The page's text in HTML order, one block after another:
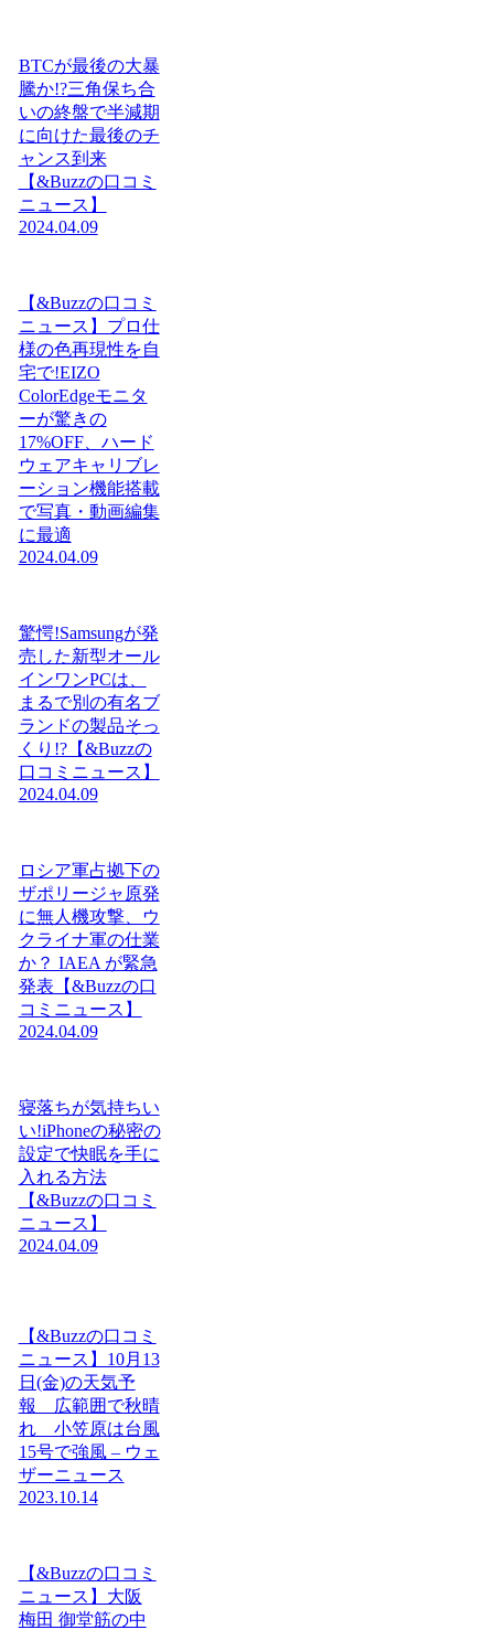
BTCが最後の大暴
騰か!?三角保ち合
いの終盤で半減期
に向けた最後のチ
ャンス到来
【&Buzzの口コミ
ニュース】
2024.04.09
【&Buzzの口コミ
ニュース】プロ仕
様の色再現性を自
宅で!EIZO
ColorEdgeモニタ
ーが驚きの
17%OFF、ハード
ウェアキャリブレ
ーション機能搭載
で写真・動画編集
に最適
2024.04.09
驚愕!Samsungが発
売した新型オール
インワンPCは、
まるで別の有名ブ
ランドの製品そっ
くり!?【&Buzzの
口コミニュース】
2024.04.09
ロシア軍占拠下の
ザポリージャ原発
に無人機攻撃、ウ
クライナ軍の仕業
か？ IAEA が緊急
発表【&Buzzの口
コミニュース】
2024.04.09
寝落ちが気持ちい
い!iPhoneの秘密の
設定で快眠を手に
入れる方法
【&Buzzの口コミ
ニュース】
2024.04.09
【&Buzzの口コミ
ニュース】10月13
日(金)の天気予
報 広範囲で秋晴
れ 小笠原は台風
15号で強風 – ウェ
ザーニュース
2023.10.14
【&Buzzの口コミ
ニュース】大阪
梅田 御堂筋の中